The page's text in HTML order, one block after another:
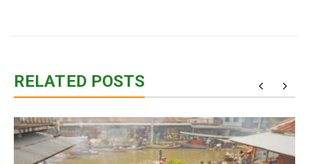
RELATED POSTS